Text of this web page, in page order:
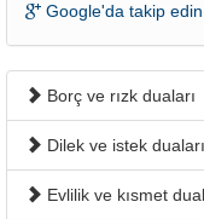
Google'da takip edin
Borç ve rızk duaları
Dilek ve istek duaları
Evlilik ve kısmet